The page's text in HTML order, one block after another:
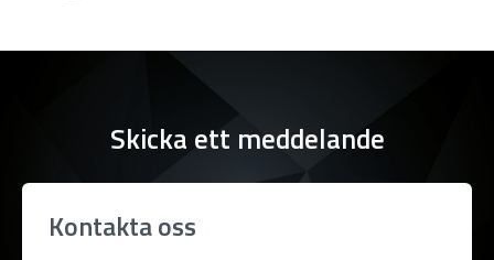
Skicka ett meddelande
Kontakta oss